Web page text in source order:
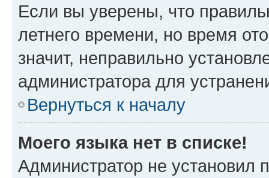
Если вы уверены, что
летнего времени, но время
значит, неправильно
администратора для
Вернуться к началу
Моего языка нет в списке!
Администратор не установил